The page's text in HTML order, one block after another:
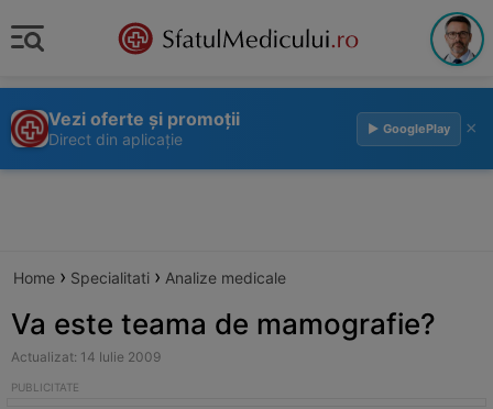
Vezi oferte și promoții
Direct din aplicație
▶ GooglePlay ×
Home › Specialitati › Analize medicale
Va este teama de mamografie?
Actualizat: 14 Iulie 2009